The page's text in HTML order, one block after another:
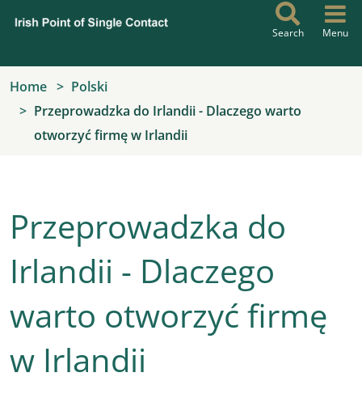
Search Menu
Home
Polski
Przeprowadzka do Irlandii - Dlaczego warto
otworzyć firmę w Irlandii
Przeprowadzka do
Irlandii - Dlaczego
warto otworzyć firmę
w Irlandii